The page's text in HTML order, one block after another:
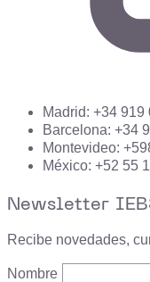
Madrid: +34 919
Barcelona: +34
Montevideo:
México: +52 55
Newsletter
Recibe novedades,
Nombre